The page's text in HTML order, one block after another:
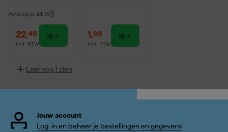
Adviesprijs 24,19
22,49
incl. BTW
1,99
incl. BTW
Laat nog 1 zien
Jouw account
Log-in en beheer je bestellingen en gegevens